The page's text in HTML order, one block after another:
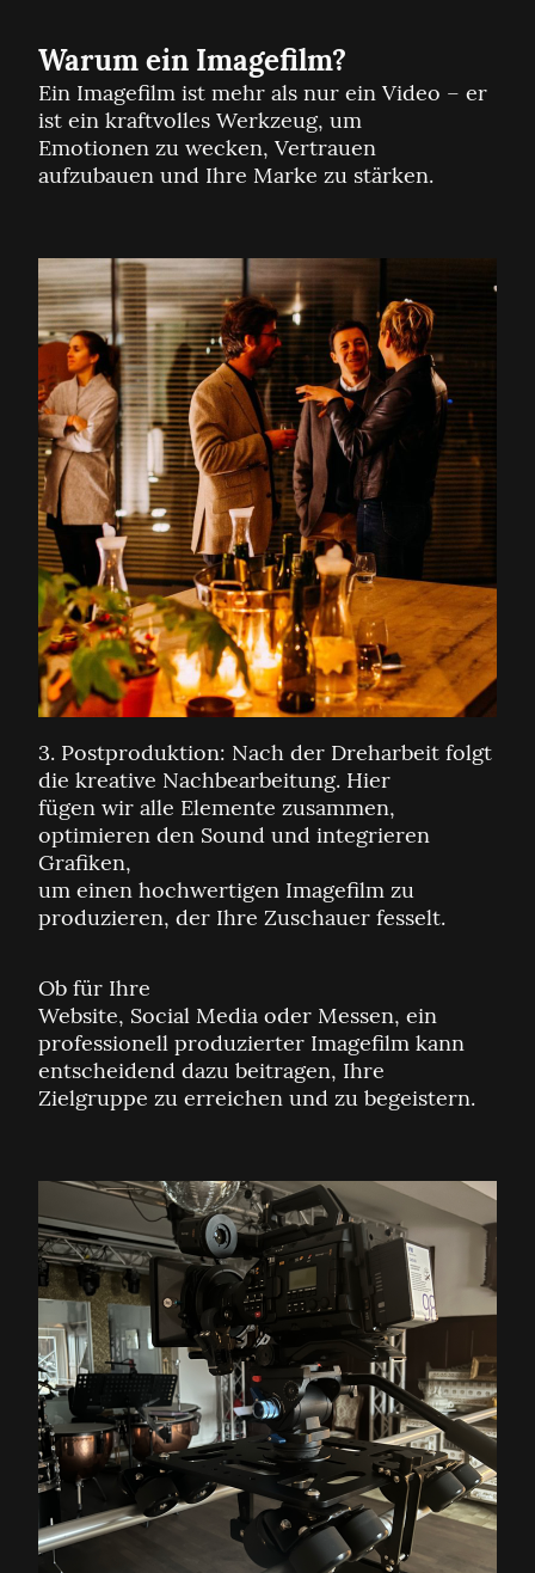
Warum ein Imagefilm?
Ein Imagefilm ist mehr als nur ein Video – er
ist ein kraftvolles Werkzeug, um
Emotionen zu wecken, Vertrauen
aufzubauen und Ihre Marke zu stärken.
3. Postproduktion: Nach der Dreharbeit folgt
die kreative Nachbearbeitung. Hier
fügen wir alle Elemente zusammen,
optimieren den Sound und integrieren
Grafiken,
um einen hochwertigen Imagefilm zu
produzieren, der Ihre Zuschauer fesselt.
Ob für Ihre
Website, Social Media oder Messen, ein
professionell produzierter Imagefilm kann
entscheidend dazu beitragen, Ihre
Zielgruppe zu erreichen und zu begeistern.